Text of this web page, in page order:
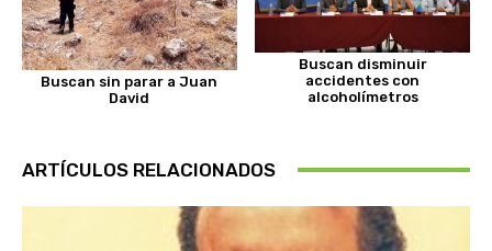
Buscan sin parar a Juan
David
Buscan disminuir
accidentes con
alcoholímetros
ARTÍCULOS RELACIONADOS